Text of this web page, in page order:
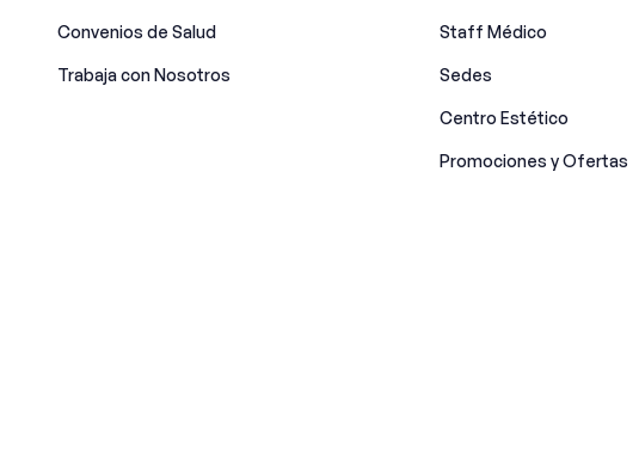
Convenios de Salud
Trabaja con Nosotros
Staff Médico
Sedes
Centro Estético
Promociones y Ofertas